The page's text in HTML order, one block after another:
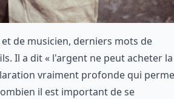
de musicien, derniers mots de
Il a dit « l'argent ne peut acheter la
vraiment profonde qui
il est important de se